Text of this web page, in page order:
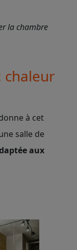
la chambre
chaleur
à cet
salle de
aux